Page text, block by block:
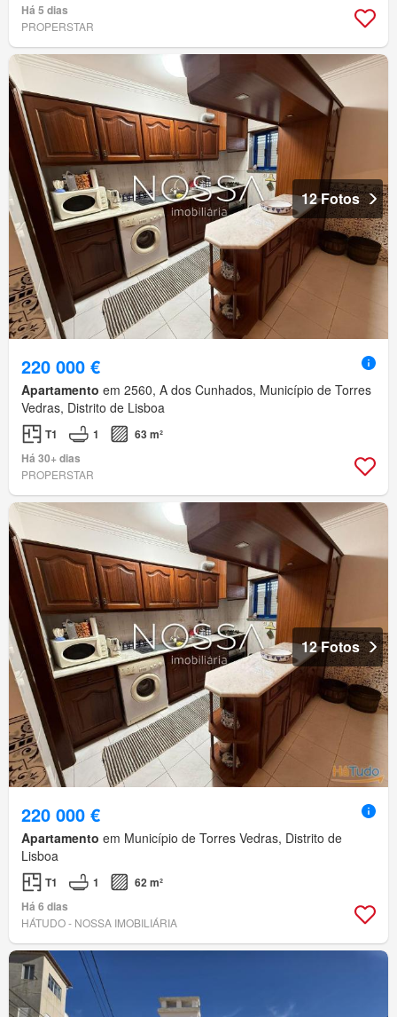
Há 5 dias
PROPERSTAR
12 Fotos
220 000 €
Apartamento em 2560, A dos Cunhados, Município de Torres
Vedras, Distrito de Lisboa
T1 1
63 m²
Há 30+ dias
PROPERSTAR
12 Fotos
220 000 €
Apartamento em Município de Torres Vedras, Distrito de
Lisboa
T1 1
62 m²
Há 6 dias
HÁTUDO - NOSSA IMOBILIÁRIA